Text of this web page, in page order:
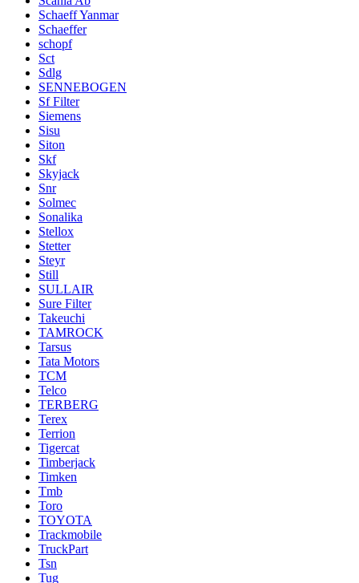
Schaeff Yanmar
Schaeffer
schopf
Sct
Sdlg
SENNEBOGEN
Sf Filter
Siemens
Sisu
Siton
Skf
Skyjack
Snr
Solmec
Sonalika
Stellox
Stetter
Steyr
Still
SULLAIR
Sure Filter
Takeuchi
TAMROCK
Tarsus
Tata Motors
TCM
Telco
TERBERG
Terex
Terrion
Tigercat
Timberjack
Timken
Tmb
Toro
TOYOTA
Trackmobile
TruckPart
Tsn
Tug